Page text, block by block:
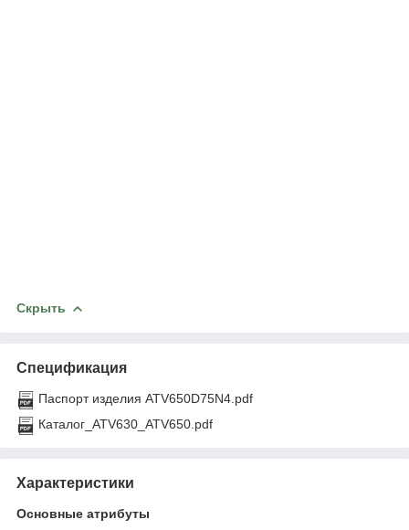
Скрыть
Спецификация
Паспорт изделия ATV650D75N4.pdf
Каталог_ATV630_ATV650.pdf
Характеристики
Основные атрибуты